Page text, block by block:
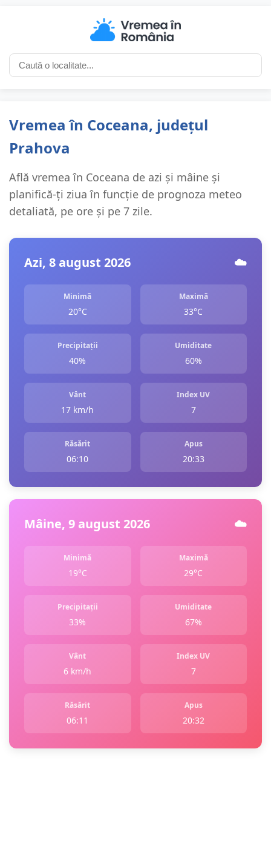
Vremea în Coceana, județul
Prahova
Află vremea în Coceana de azi și mâine și
planifică-ți ziua în funcție de prognoza meteo
detaliată, pe ore și pe 7 zile.
Azi, 8 august 2026 ☁️
Minimă
20°C
Maximă
33°C
Precipitații
40%
Umiditate
60%
Vânt
17 km/h
Index UV
7
Răsărit
06:10
Apus
20:33
Mâine, 9 august 2026 ☁️
Minimă
19°C
Maximă
29°C
Precipitații
33%
Umiditate
67%
Vânt
6 km/h
Index UV
7
Răsărit
06:11
Apus
20:32